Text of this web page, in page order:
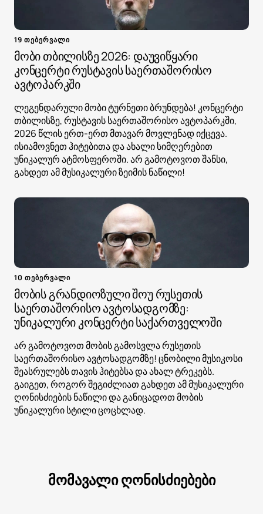
19 თებერვალი
მობი თბილისზე 2026: დაუვიწყარი
კონცერტი რუსტავის საერთაშორისო
ავტოპარკში
ლეგენდარული მობი ტურნეთი ბრუნდება! კონცერტი
თბილისზე, რუსტავის საერთაშორისო ავტოპარკში,
2026 წლის ერთ-ერთ მთავარ მოვლენად იქცევა.
ისიამოვნეთ ჰიტებითა და ახალი სიმღერებით
უნიკალურ ატმოსფეროში. არ გამოტოვოთ შანსი,
გახდეთ ამ მუსიკალური ზეიმის ნაწილი!
10 თებერვალი
მობის გრანდიოზული შოუ რუსეთის
საერთაშორისო ავტოსადგომზე:
უნიკალური კონცერტი საქართველოში
არ გამოტოვოთ მობის გამოსვლა რუსეთის
საერთაშორისო ავტოსადგომზე! ცნობილი მუსიკოსი
შეასრულებს თავის ჰიტებსა და ახალ ტრეკებს.
გაიგეთ, როგორ შეგიძლიათ გახდეთ ამ მუსიკალური
ღონისძიების ნაწილი და განიცადოთ მობის
უნიკალური სტილი ცოცხლად.
მომავალი ღონისძიებები